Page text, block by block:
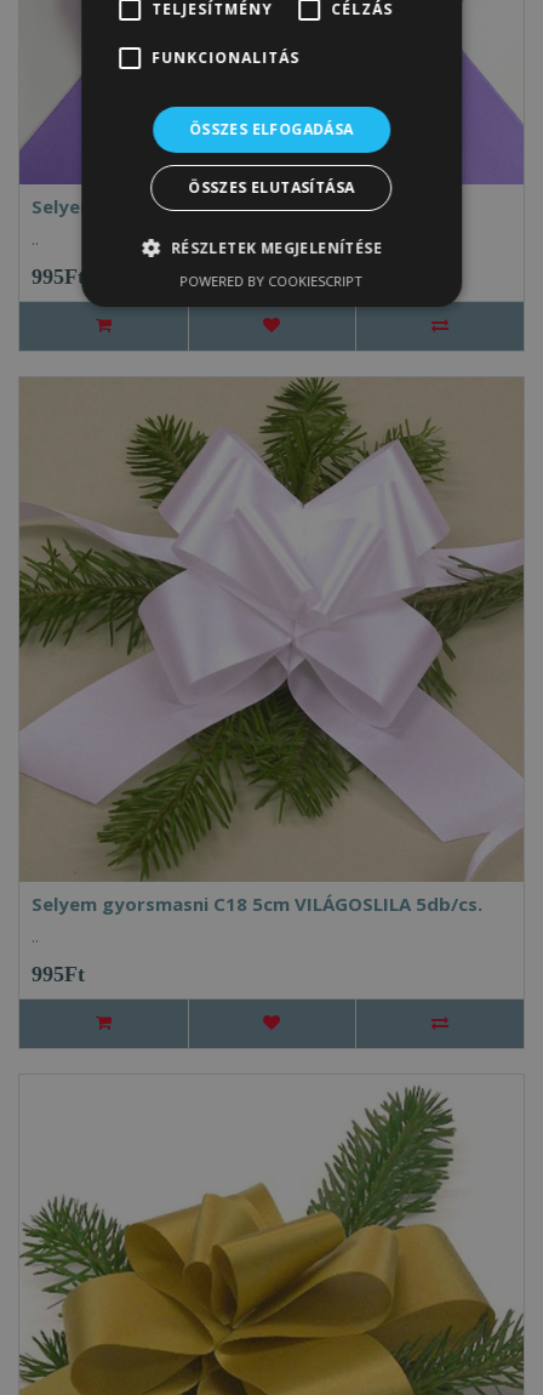
Selyem gyorsmasni C17 5cm lila 5db/cs.
..
995Ft
Selyem gyorsmasni C18 5cm VILÁGOSLILA 5db/cs.
..
995Ft
TELJESÍTMÉNY CÉLZÁS
FUNKCIONALITÁS
ÖSSZES ELFOGADÁSA
ÖSSZES ELUTASÍTÁSA
RÉSZLETEK MEGJELENÍTÉSE
POWERED BY COOKIESCRIPT